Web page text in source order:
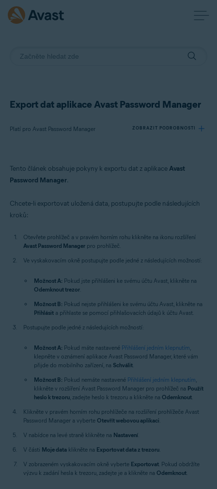
Export dat aplikace Avast Password Manager
Platí pro Avast Password Manager ZOBRAZIT PODROBNOSTI
Produkty:
Avast Password Manager
Windows, MacOS
Tento článek obsahuje pokyny k exportu dat z aplikaceAvast
Password Manager.
Chcete-li exportovat uložená data, postupujte podle následujících
kroků:
Otevřete prohlížeč a v pravém horním rohu klikněte na ikonu rozšíření
Avast Password Manager pro prohlížeč.
Ve vyskakovacím okně postupujte podle jedné z následujících možností:
Možnost A: Pokud jste přihlášeni ke svému účtu Avast, klikněte na
Odemknout trezor.
Možnost B: Pokud nejste přihlášeni ke svému účtu Avast, klikněte na
Přihlásit a přihlaste se pomocí přihlašovacích údajů k účtu Avast.
Postupujte podle jedné z následujících možností:
Možnost A: Pokud máte nastavené Přihlášení jedním klepnutím,
klepněte v oznámení aplikace Avast Password Manager, které vám
přijde do mobilního zařízení, na Schválit.
Možnost B: Pokud nemáte nastavené Přihlášení jedním klepnutím,
klikněte v rozšíření Avast Password Manager pro prohlížeč na Použít
heslo k trezoru, zadejte heslo k trezoru a klikněte na Odemknout.
Klikněte v pravém horním rohu prohlížeče na rozšíření prohlížeče Avast
Password Manager a vyberte Otevřít webovou aplikaci.
V nabídce na levé straně klikněte na Nastavení.
V části Moje data klikněte na Exportovat data z trezoru.
V zobrazeném vyskakovacím okně vyberte Exportovat. Pokud obdržíte
výzvu k zadání hesla k trezoru, zadejte je a klikněte na Odemknout.